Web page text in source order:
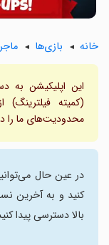
خانه بازی‌ها
این اپلیکیشن به
(کمیته
محدودیت‌های ما را
در عین حال
کنید و به آخرین
بالا دسترسی پیدا